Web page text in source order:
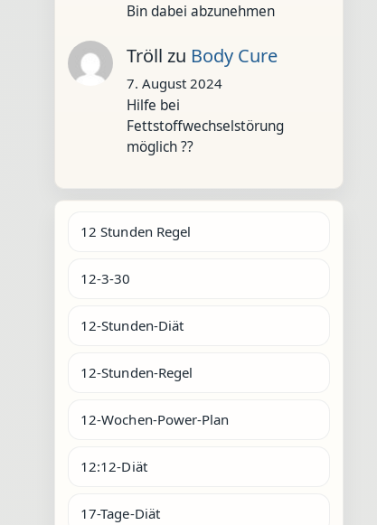
Bin dabei abzunehmen
Tröll zu Body Cure
7. August 2024
Hilfe bei
Fettstoffwechselstörung
möglich ??
12 Stunden Regel
12-3-30
12-Stunden-Diät
12-Stunden-Regel
12-Wochen-Power-Plan
12:12-Diät
17-Tage-Diät